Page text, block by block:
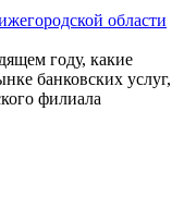
области
году, какие
банковских услуг,
филиала